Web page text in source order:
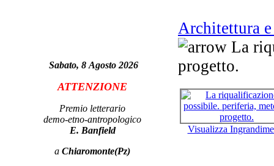
Sabato, 8 Agosto 2026
ATTENZIONE
Premio letterario
demo-etno-antropologico
E. Banfield
a Chiaromonte(Pz)
Architettura e
La
progetto.
Visualizza